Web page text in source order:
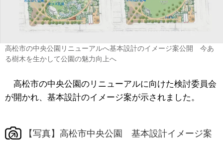
高松市の中央公園リニューアルへ基本設計のイメージ案公開 今あ
る樹木を生かして公園の魅力向上へ
高松市の中央公園のリニューアルに向けた検討委員会
が開かれ、基本設計のイメージ案が示されました。
【写真】高松市中央公園 基本設計イメージ案